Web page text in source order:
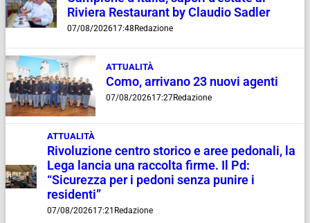
Riviera Restaurant by Claudio Sadler
07/08/202617:48 Redazione
ATTUALITÀ
Como, arrivano 23 nuovi agenti
07/08/202617:27Redazione
ATTUALITÀ
Rivoluzione centro storico e aree pedonali, la
Lega lancia una raccolta firme. Il Pd:
“Sicurezza per i pedoni senza punire i
residenti”
07/08/202617:21 Redazione